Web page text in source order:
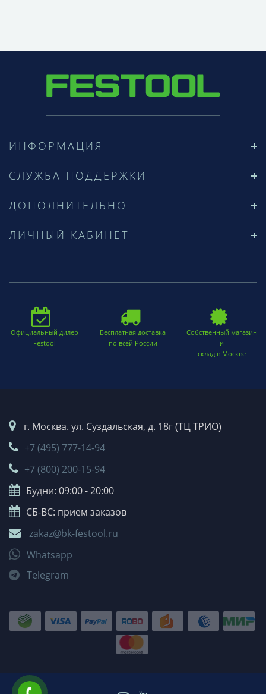
ИНФОРМАЦИЯ
СЛУЖБА ПОДДЕРЖКИ
ДОПОЛНИТЕЛЬНО
ЛИЧНЫЙ КАБИНЕТ
Официальный дилер
Festool
Бесплатная доставка
по всей России
Собственный магазин
и
склад в Москве
г. Москва. ул. Суздальская, д. 18г (ТЦ ТРИО)
+7 (495) 777-14-94
+7 (800) 200-15-94
Будни: 09:00 - 20:00
СБ-ВС: прием заказов
zakaz@bk-festool.ru
Whatsapp
Telegram